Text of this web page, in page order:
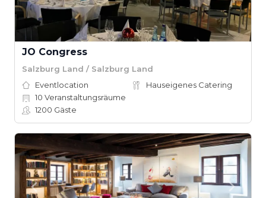
JO Congress
Salzburg Land / Salzburg Land
Eventlocation
Hauseigenes Catering
10 Veranstaltungsräume
1200 Gäste